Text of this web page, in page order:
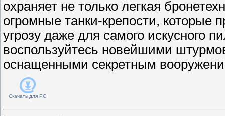
охраняет не только легкая
огромные танки-крепости, которые
угрозу даже для самого искусного
воспользуйтесь новейшими
оснащенными секретным
Скачать для PC